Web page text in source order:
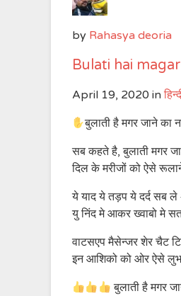
by Rahasya deoria
Bulati hai
April 19, 2020 in
बुलाती है मगर जाने का
सब कहते है, बुलाती मगर
दिल के मरीजों को ऐसे
ये याद ये तड़प ये दर्द सब
यु निंद मे आकर ख्वाबो मे
वाटसएप मैसेन्जर शेर चैट
इन आशिको को ओर ऐसे
बुलाती है मगर